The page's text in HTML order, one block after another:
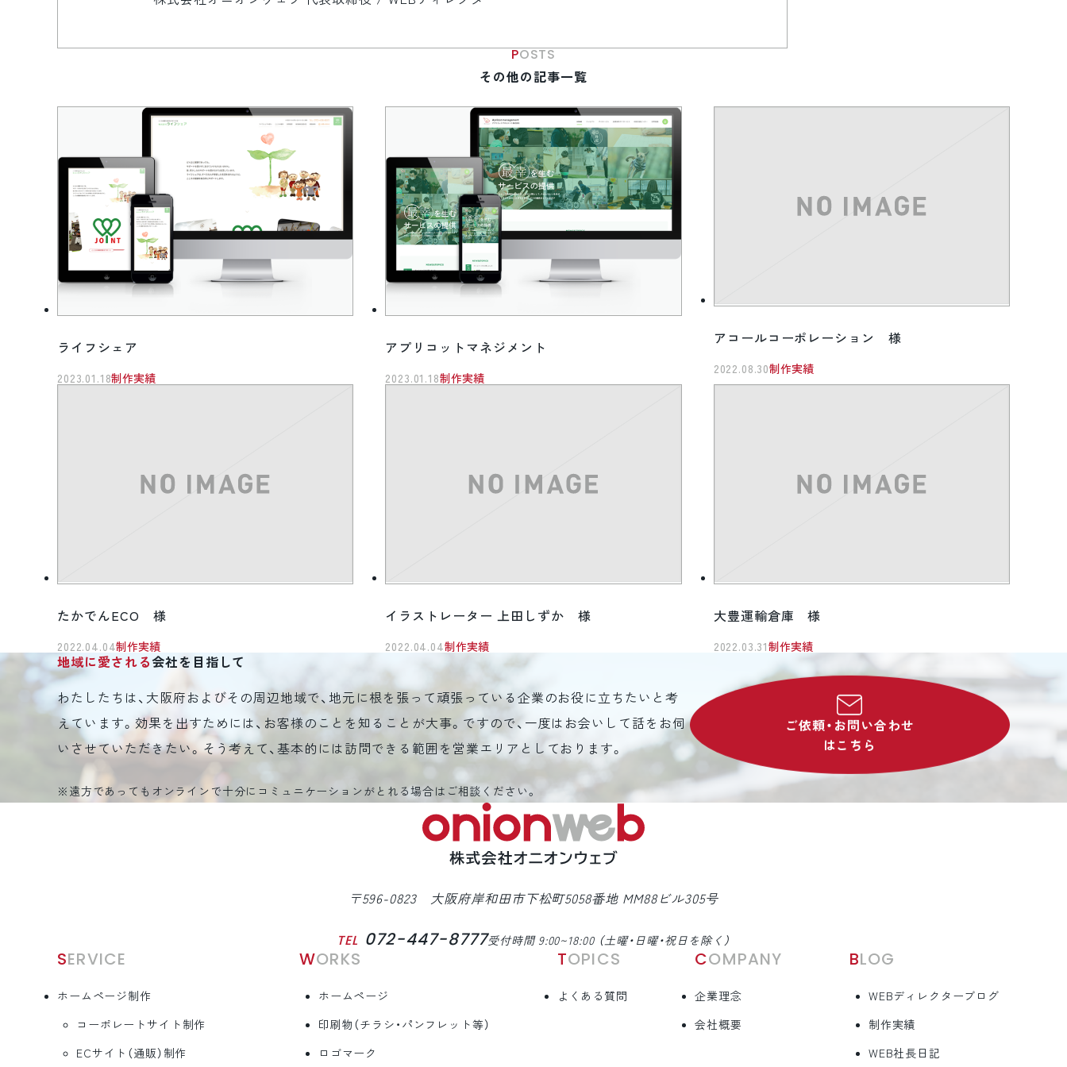
POSTS
その他の記事一覧
ライフシェア
2023.01.18制作実績
アプリコットマネジメント
2023.01.18制作実績
アコールコーポレーション 様
2022.08.30制作実績
たかでんECO 様
2022.04.04制作実績
イラストレーター 上田しずか 様
2022.04.04制作実績
大豊運輸倉庫 様
2022.03.31制作実績
地域に愛される会社を目指して
わたしたちは、大阪府およびその周辺地域で、地元に根を張って頑張っている企業のお役に立ちたいと考
えています。効果を出すためには、お客様のことを知ることが大事。ですので、一度はお会いして話をお伺
いさせていただきたい。そう考えて、基本的には訪問できる範囲を営業エリアとしております。
※遠方であってもオンラインで十分にコミュニケーションがとれる場合はご相談ください。
ご依頼・お問い合わせ
はこちら
〒596-0823 大阪府岸和田市下松町5058番地 MM88ビル305号
TEL 072-447-8777受付時間 9:00~18:00 （土曜・日曜・祝日を除く）
SERVICE
ホームページ制作
コーポレートサイト制作
ECサイト（通販）制作
WORKS
ホームページ
印刷物（チラシ・パンフレット等）
ロゴマーク
TOPICS
よくある質問
COMPANY
企業理念
会社概要
BLOG
WEBディレクターブログ
制作実績
WEB社長日記